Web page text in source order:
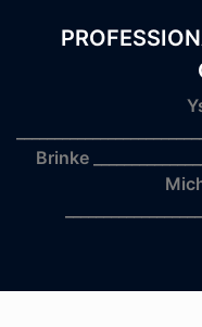
Brinke